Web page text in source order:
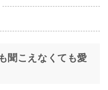
聞こえなくても愛